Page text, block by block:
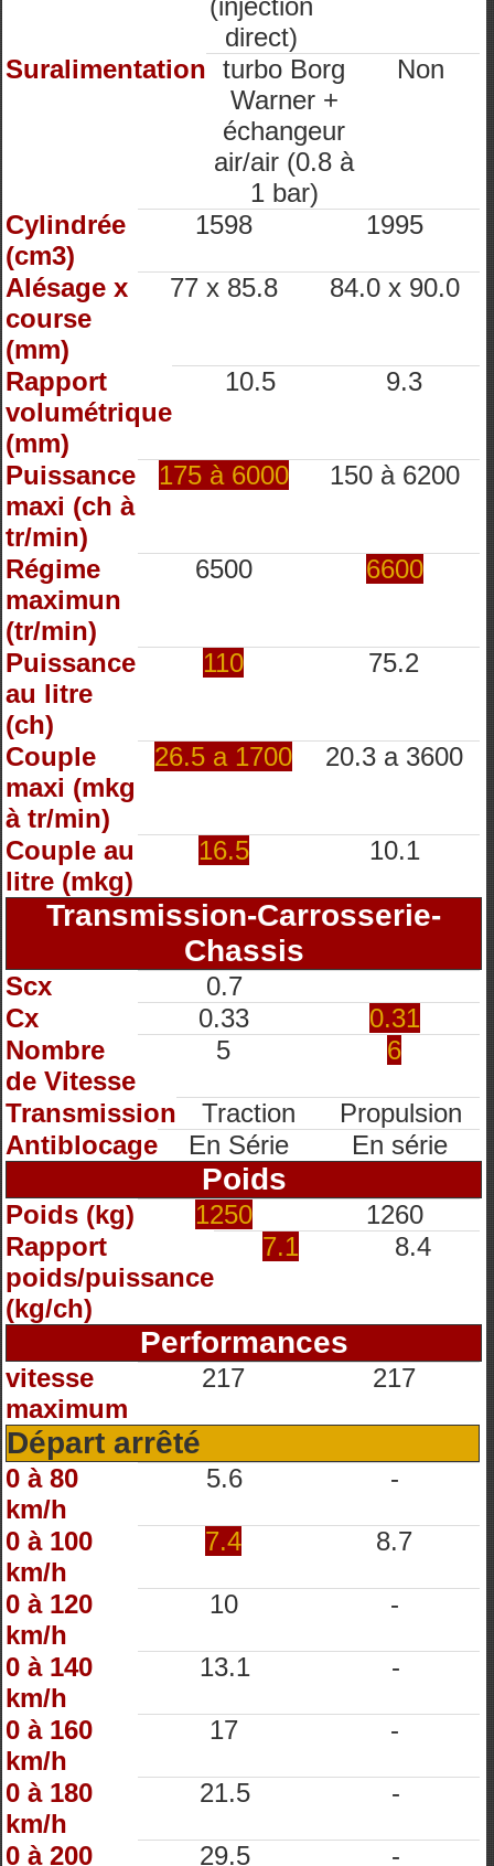
(injection
direct)
Suralimentation turbo Borg
Warner +
échangeur
air/air (0.8 à
1 bar)
Non
Cylindrée
(cm3)
1598 1995
Alésage x
course
(mm)
77 x 85.8 84.0 x 90.0
Rapport
volumétrique
(mm)
10.5 9.3
Puissance
maxi (ch à
tr/min)
175 à 6000 150 à 6200
Régime
maximun
(tr/min)
6500 6600
Puissance
au litre
(ch)
110 75.2
Couple
maxi (mkg
à tr/min)
26.5 a 1700 20.3 a 3600
Couple au
litre (mkg)
16.5 10.1
Transmission-Carrosserie-
Chassis
Scx
0.7
Cx
0.33
0.31
Nombre
de Vitesse
5 6
Transmission Traction
Propulsion
Antiblocage
En Série En série
Poids
Poids (kg) 1250
1260
Rapport
poids/puissance
(kg/ch)
7.1 8.4
Performances
vitesse
maximum
217 217
Départ arrêté
0 à 80
km/h
5.6 -
0 à 100
km/h
7.4 8.7
0 à 120
km/h
10 -
0 à 140
km/h
13.1 -
0 à 160
km/h
17 -
0 à 180
km/h
21.5 -
0 à 200 29.5 -